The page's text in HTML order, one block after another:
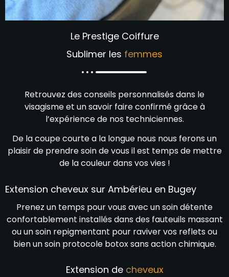
Le Prestige Coiffure
Sublimer les femmes
Retrouvez des conseils personnalisés dans le
visagisme et un savoir faire confirmé grâce à
l’expérience de nos techniciennes.
De la coupe courte a la longue nous nous ferons un
plaisir de prendre soin de vous il est temps de mettre
de la couleur dans vos vies !
Extension cheveux sur Ambérieu en Bugey
Prenez un temps pour vous avec un soin détente
confortablement installés dans des fauteuils massant
ou un soin repigmentant pour raviver vos reflets ou
bien un soin protocole botox sans action chimique.
Extension de cheveux